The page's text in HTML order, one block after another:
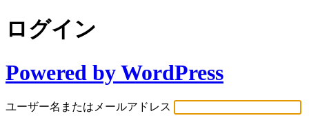
ログイン
Powered by WordPress
ユーザー名またはメールアドレス